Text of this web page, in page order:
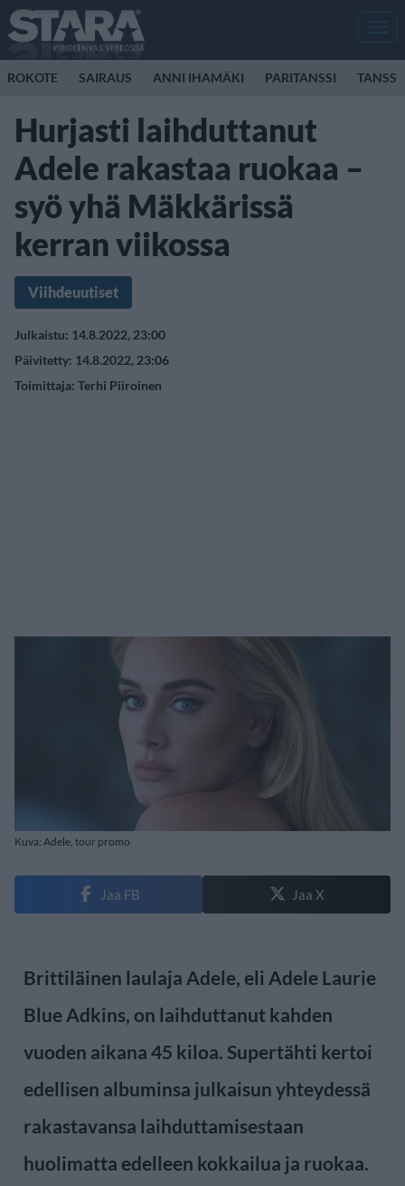
ROKOTE SAIRAUS ANNI IHAMÄKI PARITANSSI TANSSI
Hurjasti laihduttanut
Adele rakastaa ruokaa –
syö yhä Mäkkärissä
kerran viikossa
Viihdeuutiset
Julkaistu: 14.8.2022, 23:00
Päivitetty: 14.8.2022, 23:06
Toimittaja: Terhi Piiroinen
Kuva: Adele, tour promo
Jaa FB Jaa X
Brittiläinen laulaja Adele, eli Adele Laurie
Blue Adkins, on laihduttanut kahden
vuoden aikana 45 kiloa. Supertähti kertoi
edellisen albuminsa julkaisun yhteydessä
rakastavansa laihduttamisestaan
huolimatta edelleen kokkailua ja ruokaa.